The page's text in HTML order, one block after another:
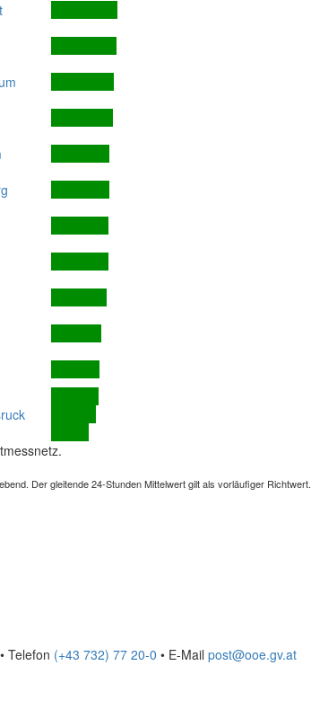
Der gleitende 24-Stunden Mittelwert gilt als vorläufiger Richtwert.
• Telefon (+43 732) 77 20-0 • E-Mail post@ooe.gv.at